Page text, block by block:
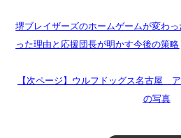
堺ブレイザーズのホームゲームが変わ
った理由と応援団長が明かす今後の策略
【次ページ】ウルフドッグス名古屋
の写真